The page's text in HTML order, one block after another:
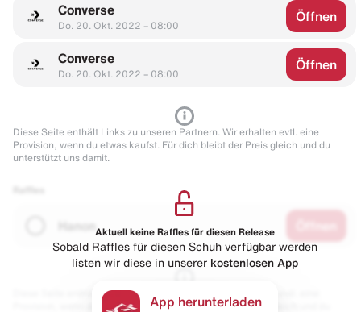
Converse
Do. 20. Okt. 2022 – 08:00
Öffnen
Converse
Do. 20. Okt. 2022 – 08:00
Öffnen
Diese Seite enthält Links zu unseren Partnern. Wir erhalten evtl. eine
Provision, wenn du etwas kaufst. Für dich bleibt der Preis gleich und du
unterstützt uns damit.
Diese Seite enthält Links zu unseren Partnern. Wir erhalten evtl. eine
Provision, wenn du etwas kaufst. Für dich bleibt der Preis gleich und du
Aktuell keine Raffles für diesen Release
Sobald Raffles für diesen Schuh verfügbar werden
listen wir diese in unserer kostenlosen App
App herunterladen